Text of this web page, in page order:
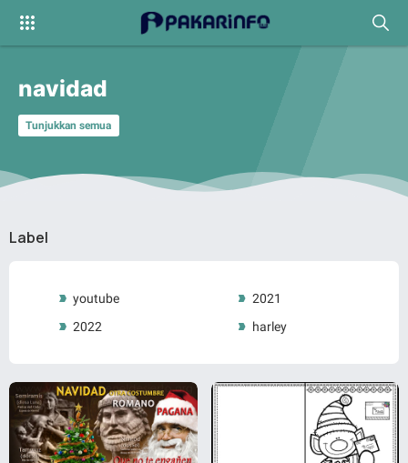
navidad
Tunjukkan semua
Label
youtube
2021
2022
harley